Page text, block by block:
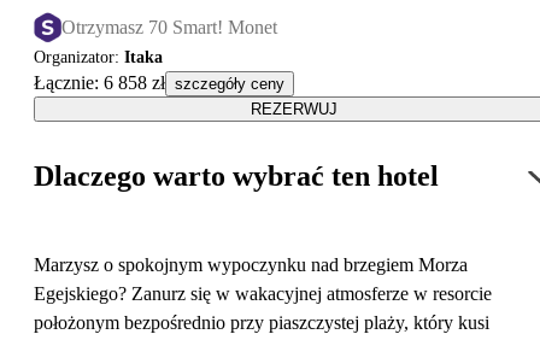
Otrzymasz 70 Smart! Monet
Organizator: Itaka
Łącznie: 6 858 zł szczegóły ceny
REZERWUJ
Dlaczego warto wybrać ten hotel
Marzysz o spokojnym wypoczynku nad brzegiem Morza
Egejskiego? Zanurz się w wakacyjnej atmosferze w resorcie
położonym bezpośrednio przy piaszczystej plaży, który kusi